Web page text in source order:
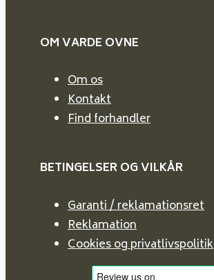
OM VARDE OVNE
Om os
Kontakt
Find forhandler
BETINGELSER OG VILKÅR
Garanti / reklamationsret
Reklamation
Cookies og privatlivspolitik